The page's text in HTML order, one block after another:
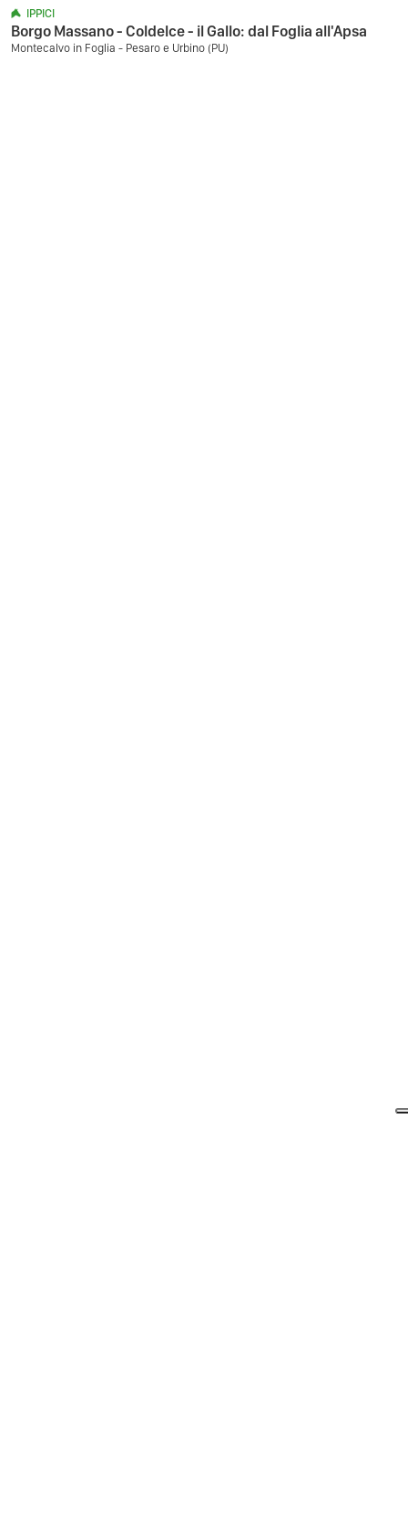
IPPICI
Borgo Massano - Coldelce - il Gallo: dal Foglia all'Apsa
Montecalvo in Foglia - Pesaro e Urbino (PU)